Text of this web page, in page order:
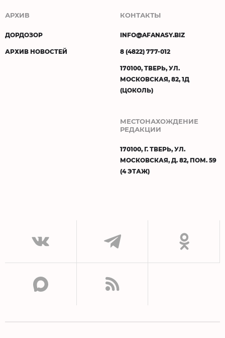
АРХИВ
ДОРДОЗОР
АРХИВ НОВОСТЕЙ
КОНТАКТЫ
INFO@AFANASY.BIZ
8 (4822) 777-012
170100, ТВЕРЬ, УЛ.
МОСКОВСКАЯ, 82, 1Д
(ЦОКОЛЬ)
МЕСТОНАХОЖДЕНИЕ
РЕДАКЦИИ
170100, Г. ТВЕРЬ, УЛ.
МОСКОВСКАЯ, Д. 82, ПОМ. 59
(4 ЭТАЖ)